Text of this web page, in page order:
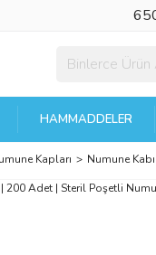
HAMMADDELER
Kapları Numune